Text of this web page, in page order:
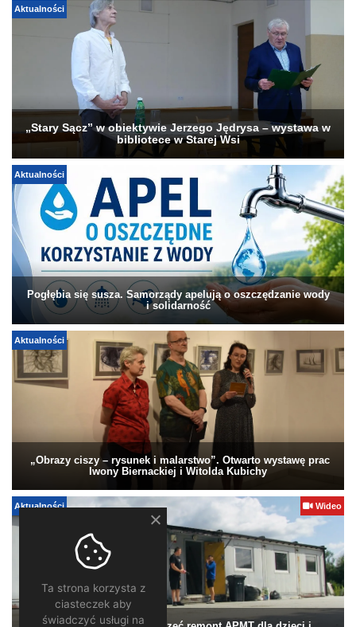
Aktualności
„Stary Sącz” w obiektywie Jerzego Jędrysa – wystawa w
bibliotece w Starej Wsi
Aktualności
Pogłębia się susza. Samorządy apelują o oszczędzanie wody
i solidarność
Aktualności
„Obrazy ciszy – rysunek i malarstwo”. Otwarto wystawę prac
Iwony Biernackiej i Witolda Kubichy
Aktualności Wideo
Ta strona korzysta z
ciasteczek aby
świadczyć usługi na